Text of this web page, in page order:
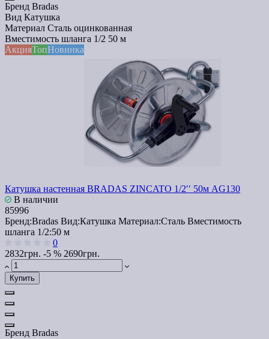
Бренд Bradas
Вид Катушка
Материал Сталь оцинкованная
Вместимость шланга 1/2 50 м
АкцияТопНовинка
Катушка настенная BRADAS ZINCATO 1/2′′ 50м AG130
В наличии
85996
Бренд:Bradas Вид:Катушка Материал:Сталь Вместимость
шланга 1/2:50 м
0
2832грн. -5 % 2690грн.
Купить
Бренд Bradas